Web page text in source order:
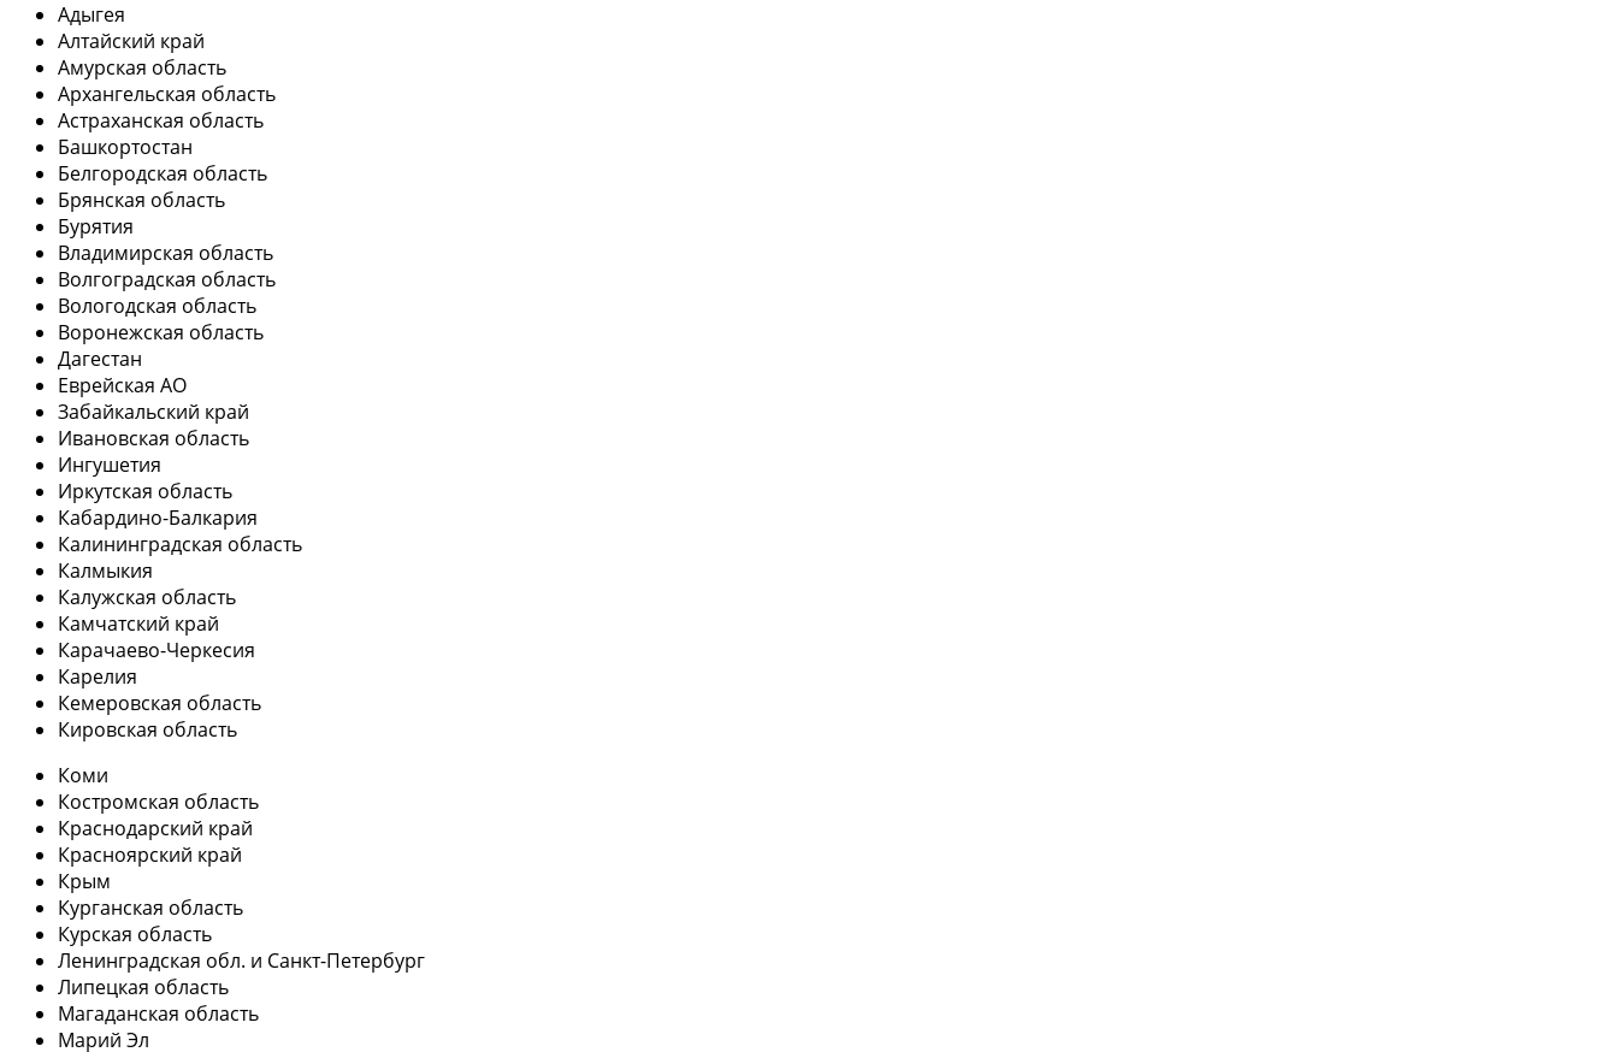
Адыгея
Алтайский край
Амурская область
Архангельская область
Астраханская область
Башкортостан
Белгородская область
Брянская область
Бурятия
Владимирская область
Волгоградская область
Вологодская область
Воронежская область
Дагестан
Еврейская АО
Забайкальский край
Ивановская область
Ингушетия
Иркутская область
Кабардино-Балкария
Калининградская область
Калмыкия
Калужская область
Камчатский край
Карачаево-Черкесия
Карелия
Кемеровская область
Кировская область
Коми
Костромская область
Краснодарский край
Красноярский край
Крым
Курганская область
Курская область
Ленинградская обл. и Санкт-Петербург
Липецкая область
Магаданская область
Марий Эл